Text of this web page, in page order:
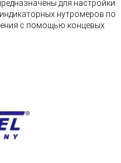
для настройки
нутромеров по
с помощью концевых